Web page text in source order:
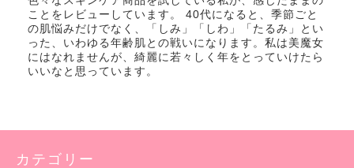
ことをレビューしています。 40代になると、季節ごと
の肌悩みだけでなく、「しみ」「しわ」「たるみ」とい
った、いわゆる年齢肌との戦いになります。私は美魔女
にはなれませんが、綺麗に若々しく年をとっていけたら
いいなと思っています。
カテゴリー